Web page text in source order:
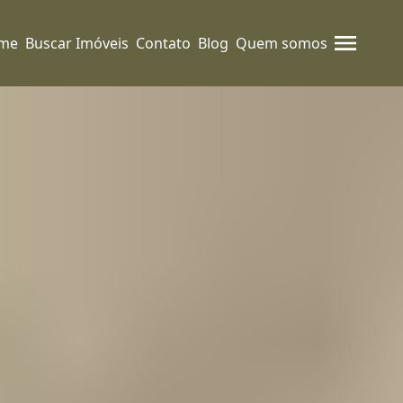
Buscar Imóveis Contato Blog Quem somos